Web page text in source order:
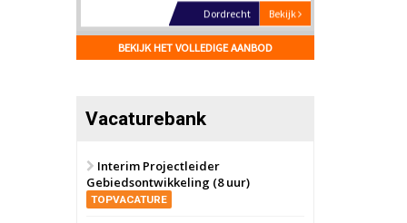
Bekijk
Hilversum
17 september 2026
Voormalig
Zwanenburg
6 oktober 2026
BEKIJK HET VOLLEDIGE AANBOD
Vacaturebank
Interim Projectleider
Gebiedsontwikkeling (8 uur)
TOPVACATURE